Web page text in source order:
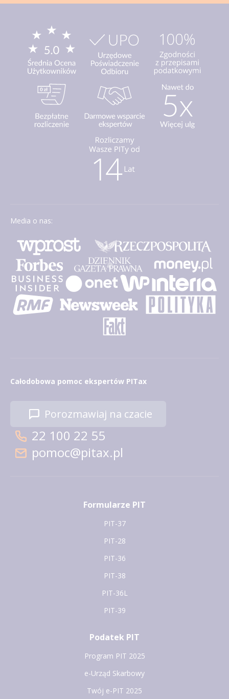
Media o nas:
Całodobowa pomoc ekspertów PITax
Porozmawiaj na czacie
22 100 22 55
pomoc@pitax.pl
Formularze PIT
PIT-37
PIT-28
PIT-36
PIT-38
PIT-36L
PIT-39
Podatek PIT
Program PIT 2025
e-Urząd Skarbowy
Twój e-PIT 2025